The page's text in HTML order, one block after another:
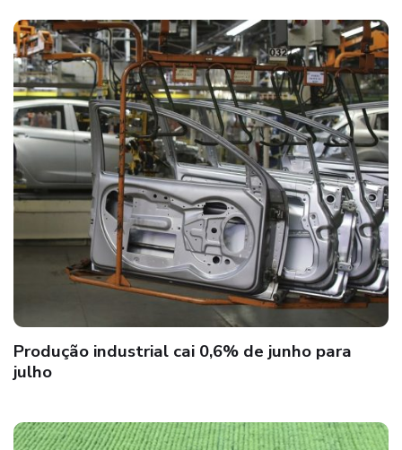
Produção industrial cai 0,6% de junho para
julho